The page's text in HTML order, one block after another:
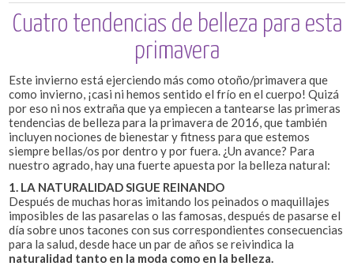
Cuatro tendencias de belleza para esta
primavera
Este invierno está ejerciendo más como otoño/primavera que
como invierno, ¡casi ni hemos sentido el frío en el cuerpo! Quizá
por eso ni nos extraña que ya empiecen a tantearse las primeras
tendencias de belleza para la primavera de 2016, que también
incluyen nociones de bienestar y fitness para que estemos
siempre bellas/os por dentro y por fuera. ¿Un avance? Para
nuestro agrado, hay una fuerte apuesta por la belleza natural:
1. LA NATURALIDAD SIGUE REINANDO
Después de muchas horas imitando los peinados o maquillajes
imposibles de las pasarelas o las famosas, después de pasarse el
día sobre unos tacones con sus correspondientes consecuencias
para la salud, desde hace un par de años se reivindica la
naturalidad tanto en la moda como en la belleza.